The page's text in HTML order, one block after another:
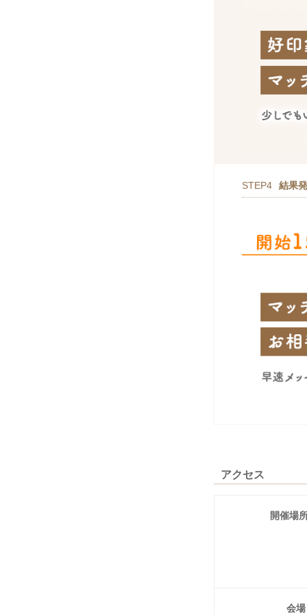
STEP4 結果
アクセス
開催場
会場